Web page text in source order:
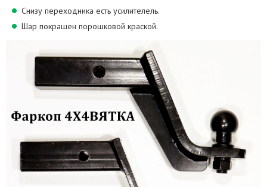
Снизу переходника есть усилителель.
Шар покрашен порошковой краской.